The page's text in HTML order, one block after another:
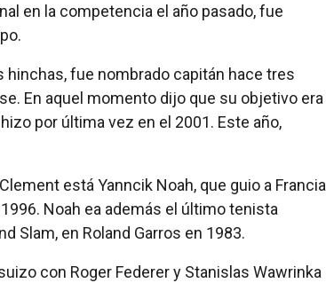
en la competencia el año pasado, fue
hinchas, fue nombrado capitán hace tres
En aquel momento dijo que su objetivo era
por última vez en el 2001. Este año,
está Yanncik Noah, que guio a Francia
Noah ea además el último tenista
Slam, en Roland Garros en 1983.
con Roger Federer y Stanislas Wawrinka